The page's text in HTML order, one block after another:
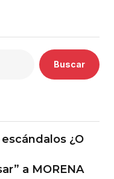
Buscar
¿O
a MORENA